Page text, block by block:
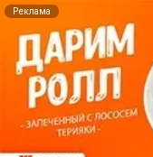
Реклама